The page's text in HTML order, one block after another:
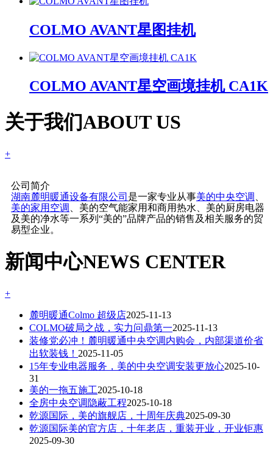
COLMO AVANT星图挂机
COLMO AVANT星空画境挂机 CA1K
关于我们ABOUT US
+
公司简介
湖南麓明暖通设备有限公司 是一家专业从事美的中央空调
美的家用空调
、美的空气能家用和商用热水、美的厨房电器
及美的净水等一系列“美的”品牌产品的销售及相关服务的贸
易型企业。
新闻中心NEWS CENTER
+
麓明暖通Colmo 超级店2025-11-13
COLMO破局之战，实力问鼎第一2025-11-13
装修党必冲！麓明暖通中央空调内购会，内部渠道价省
出软装钱！ 2025-11-05
15年专业电器服务，美的中央空调安装更放心2025-10-
31
美的一拖五施工2025-10-18
全房中央空调隐蔽工程2025-10-18
乾源国际，美的旗舰店，十周年庆典2025-09-30
乾源国际美的官方店，十年老店，重装开业，开业钜惠
2025-09-30